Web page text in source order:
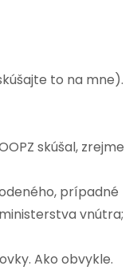
to na mne).
skúšal, zrejme
prípadné
vnútra;
Ako obvykle.